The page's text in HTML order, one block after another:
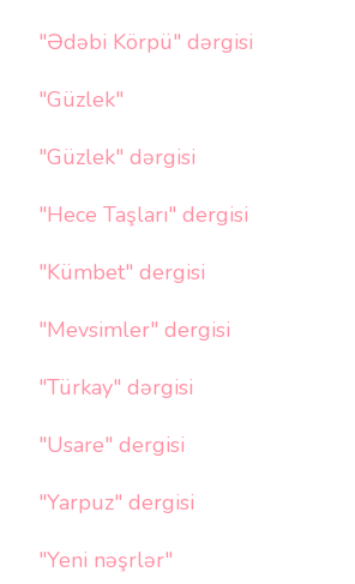
"Ədəbi Körpü" dərgisi
"Güzlek"
"Güzlek" dərgisi
"Hece Taşları" dergisi
"Kümbet" dergisi
"Mevsimler" dergisi
"Türkay" dərgisi
"Usare" dergisi
"Yarpuz" dergisi
"Yeni nəşrlər"